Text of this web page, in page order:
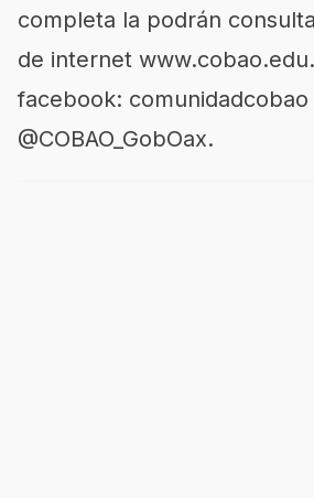
completa la podrán
de internet
facebook:
@COBAO_GobOax.